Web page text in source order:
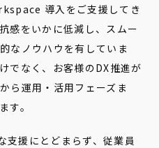
導入をご支援してき
感をいかに低減し、スムー
なノウハウを有していま
でなく、お客様のDX推進が
ら運用・活用フェーズま
す。
支援にとどまらず、従業員